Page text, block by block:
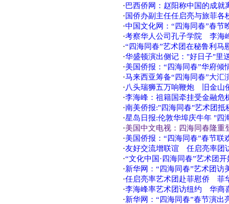
·巴西侨网：赵阳称中国的成就
· 国侨办副主任任启亮与旅菲各
·中国文化网：“四海同春”春节
·考察华人公司孔子学院 李海
·“四海同春”艺术团在秘鲁利马
·华盛顿演出侧记："好日子"里
·美国侨报：“四海同春”华府倾
·马来西亚筹备“四海同春”大
·八头瑞狮五万响鞭炮 旧金山
·李海峰：祖籍国牵挂受金融危
·南美侨报:"四海同春"艺术团抵
·星岛日报:伦敦华埠庆牛年 "四
·美国中文电视：四海同春隆重
·美国侨报：“四海同春”春节联
·友好交流增联谊 任启亮率团
·“文化中国·四海同春”艺术团
·新华网：“四海同春”艺术团访
·任启亮率艺术团赴菲慰侨 菲
·李海峰率艺术团访纽约 华商
·新华网：“四海同春”春节演出